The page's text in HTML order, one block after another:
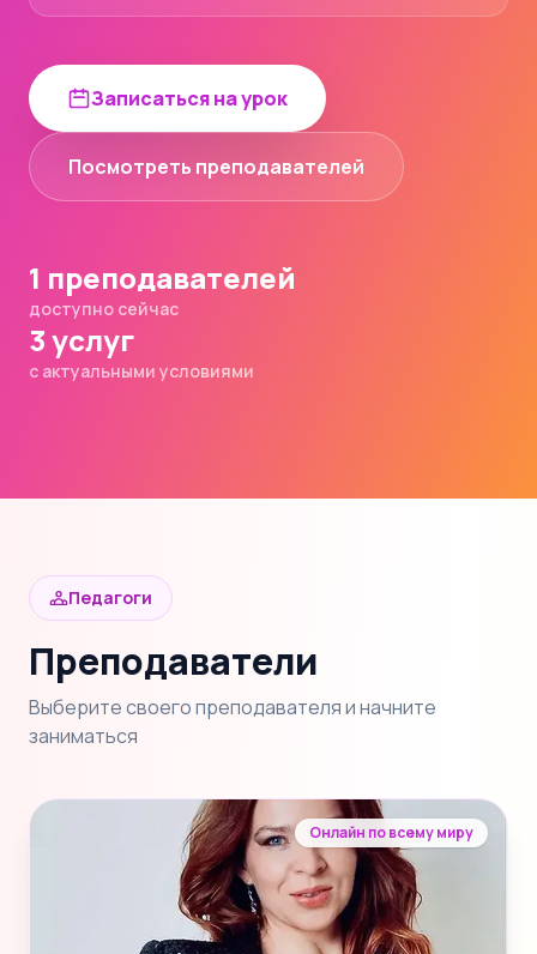
Записаться на урок
Посмотреть преподавателей
1 преподавателей
доступно сейчас
3 услуг
с актуальными условиями
Педагоги
Преподаватели
Выберите своего преподавателя и начните
заниматься
Онлайн по всему миру